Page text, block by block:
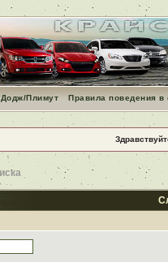
Плимут Правила поведения